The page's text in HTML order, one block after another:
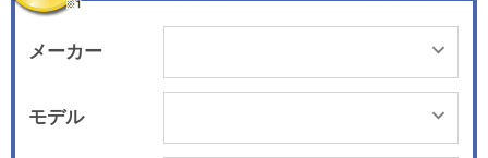
質感の高さはコンパクトカーの水準を超えた印象
だ。デジタルオーディオプレーヤーやブルートゥ
ース採用の携帯電話との接続が可能で、SYNCと
呼ぶ音声入力も可能な操作系が採用されている。
搭載エンジンは直列3気筒1.0リッターのエコブー
メーカー
モデル